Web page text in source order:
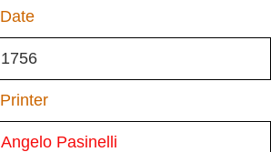
Date
1756
Printer
Angelo Pasinelli